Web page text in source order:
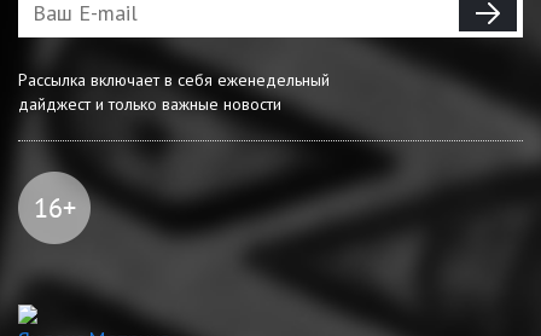
Рассылка включает в себя еженедельный
дайджест и только важные новости